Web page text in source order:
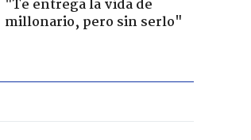
"Te entrega la vida de
millonario, pero sin serlo"